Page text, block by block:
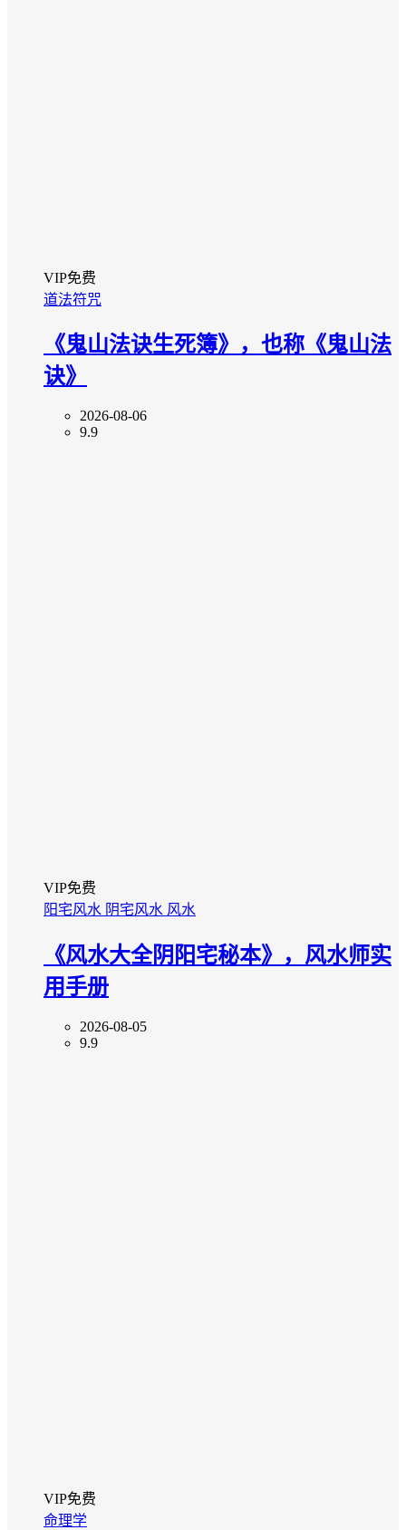
VIP免费
道法符咒
《鬼山法诀生死簿》，也称《鬼山法
诀》
2026-08-06
9.9
VIP免费
阳宅风水 阴宅风水 风水
《风水大全阴阳宅秘本》，风水师实
用手册
2026-08-05
9.9
VIP免费
命理学